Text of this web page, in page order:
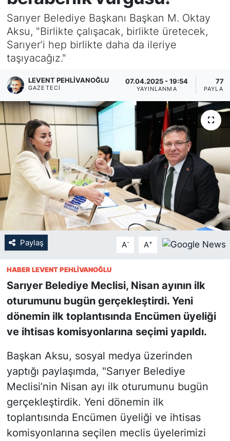
Sarıyer Belediye Başkanı Başkan M. Oktay
Aksu, "Birlikte çalışacak, birlikte üretecek,
Sarıyer’i hep birlikte daha da ileriye
taşıyacağız."
LEVENT PEHLIVANOĞLU
GAZETECI
07.04.2025 - 19:54
YAYINLANMA
77
Paylaş A- A+
HABER LEVENT PEHLİVANOĞLU
Sarıyer Belediye Meclisi, Nisan ayının ilk
oturumunu bugün gerçekleştirdi. Yeni
dönemin ilk toplantısında Encümen üyeliği
ve ihtisas komisyonlarına seçimi yapıldı.
Başkan Aksu, sosyal medya üzerinden
yaptığı paylaşımda, "Sarıyer Belediye
Meclisi’nin Nisan ayı ilk oturumunu bugün
gerçekleştirdik. Yeni dönemin ilk
toplantısında Encümen üyeliği ve ihtisas
komisyonlarına seçilen meclis üyelerimizi
KÖŞE YAZILARI
KÖŞE YAZILARI (Arşiv)
RÖPORTAJ
SAĞLIK
SARIYER HABERLERİ
SARIYER İMAR BARIŞI
SEKTÖR
SON DAKİKA HABERİ
SPOR
TEKNOLOJİ
TÜRKİYE VE DÜNYA GÜNDEMİ
VİDEO GALERİ
YAŞAM